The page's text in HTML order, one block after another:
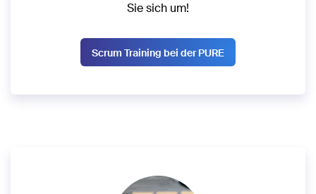
Sie sich um!
Scrum Training bei der PURE